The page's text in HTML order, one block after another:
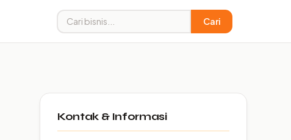
Cari
Kontak & Informasi